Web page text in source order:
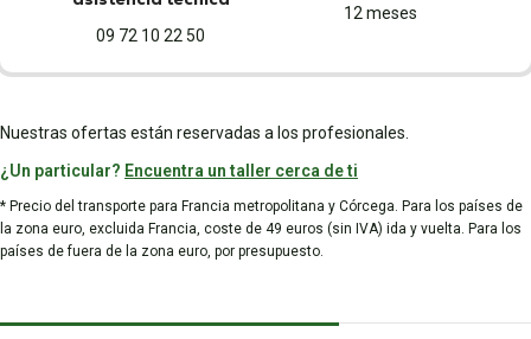
09 72 10 22 50
12 meses
Nuestras ofertas están reservadas a los profesionales.
¿Un particular? Encuentra un taller cerca de ti
* Precio del transporte para Francia metropolitana y Córcega. Para los países de
la zona euro, excluida Francia, coste de 49 euros (sin IVA) ida y vuelta. Para los
países de fuera de la zona euro, por presupuesto.